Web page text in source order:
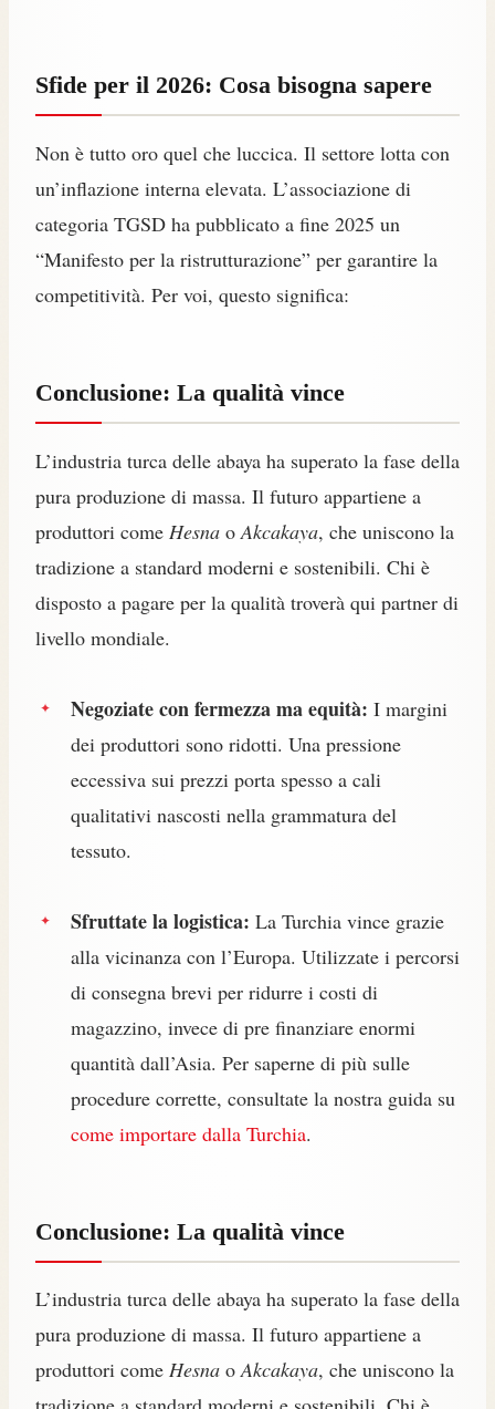
Sfide per il 2026: Cosa bisogna sapere
Non è tutto oro quel che luccica. Il settore lotta con
un’inflazione interna elevata. L’associazione di
categoria TGSD ha pubblicato a fine 2025 un
“Manifesto per la ristrutturazione” per garantire la
competitività. Per voi, questo significa:
Conclusione: La qualità vince
L’industria turca delle abaya ha superato la fase della
pura produzione di massa. Il futuro appartiene a
produttori come Hesna o Akcakaya, che uniscono la
tradizione a standard moderni e sostenibili. Chi è
disposto a pagare per la qualità troverà qui partner di
livello mondiale.
Negoziate con fermezza ma equità: I margini
dei produttori sono ridotti. Una pressione
eccessiva sui prezzi porta spesso a cali
qualitativi nascosti nella grammatura del
tessuto.
Sfruttate la logistica: La Turchia vince grazie
alla vicinanza con l’Europa. Utilizzate i percorsi
di consegna brevi per ridurre i costi di
magazzino, invece di pre finanziare enormi
quantità dall’Asia. Per saperne di più sulle
procedure corrette, consultate la nostra guida su
come importare dalla Turchia.
Conclusione: La qualità vince
L’industria turca delle abaya ha superato la fase della
pura produzione di massa. Il futuro appartiene a
produttori come Hesna oAkcakaya, che uniscono la